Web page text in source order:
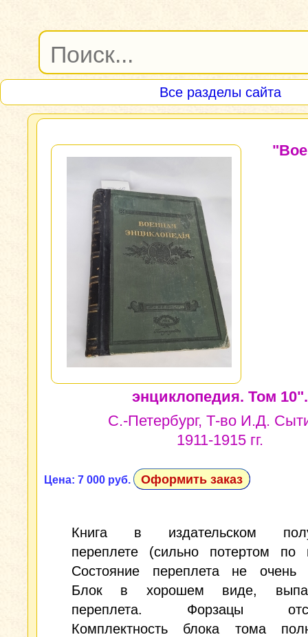
Все разделы сайта
энциклопедия. Том 10".
С.-Петербург, Т-во И.Д.
1911-1915 гг.
Цена: 7 000 руб. Оформить заказ
Книга в издательском
переплете (сильно потертом по
Состояние переплета не очень
Блок в хорошем виде,
переплета. Форзацы
Комплектность блока тома